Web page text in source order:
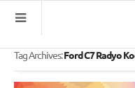
Tag Archives:Ford C7 Radyo